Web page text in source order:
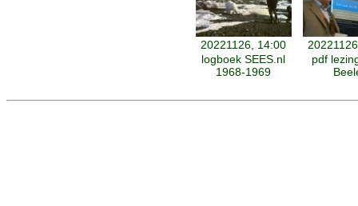
20221126, 14:00
logboek SEES.nl
1968-1969
pdf